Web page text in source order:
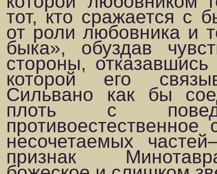
тот, кто сражается с
от роли любовника и
быка», обуздав
стороны,
которой его
Сильвано как бы
плоть с
не­сочетаемых
признак